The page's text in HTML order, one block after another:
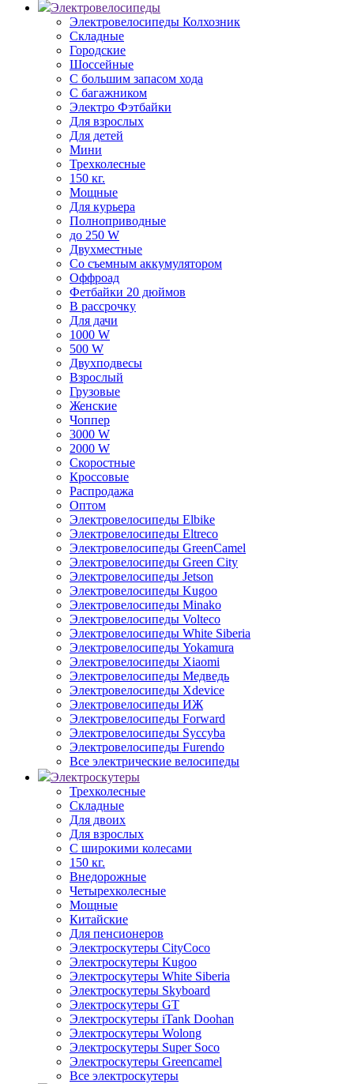
Электровелосипеды
Электровелосипеды Колхозник
Складные
Городские
Шоссейные
С большим запасом хода
С багажником
Электро Фэтбайки
Для взрослых
Для детей
Мини
Трехколесные
150 кг.
Мощные
Для курьера
Полноприводные
до 250 W
Двухместные
Со съемным аккумулятором
Оффроад
Фетбайки 20 дюймов
В рассрочку
Для дачи
1000 W
500 W
Двухподвесы
Взрослый
Грузовые
Женские
Чоппер
3000 W
2000 W
Скоростные
Кроссовые
Распродажа
Оптом
Электровелосипеды Elbike
Электровелосипеды Eltreco
Электровелосипеды GreenCamel
Электровелосипеды Green City
Электровелосипеды Jetson
Электровелосипеды Kugoo
Электровелосипеды Minako
Электровелосипеды Volteco
Электровелосипеды White Siberia
Электровелосипеды Yokamura
Электровелосипеды Xiaomi
Электровелосипеды Медведь
Электровелосипеды Xdevice
Электровелосипеды ИЖ
Электровелосипеды Forward
Электровелосипеды Syccyba
Электровелосипеды Furendo
Все электрические велосипеды
Электроскутеры
Трехколесные
Складные
Для двоих
Для взрослых
С широкими колесами
150 кг.
Внедорожные
Четырехколесные
Мощные
Китайские
Для пенсионеров
Электроскутеры CityCoco
Электроскутеры Kugoo
Электроскутеры White Siberia
Электроскутеры Skyboard
Электроскутеры GT
Электроскутеры iTank Doohan
Электроскутеры Wolong
Электроскутеры Super Soco
Электроскутеры Greencamel
Все электроскутеры